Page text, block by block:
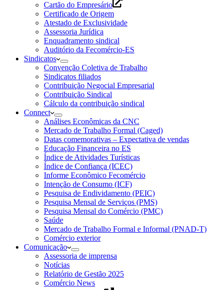
Cartão do Empresário
Certificado de Origem
Atestado de Exclusividade
Assessoria Jurídica
Enquadramento sindical
Auditório da Fecomércio-ES
Sindicatos
Convenção Coletiva de Trabalho
Sindicatos filiados
Contribuição Negocial Empresarial
Contribuição Sindical
Cálculo da contribuição sindical
Connect
Análises Econômicas da CNC
Mercado de Trabalho Formal (Caged)
Datas comemorativas – Expectativa de vendas
Educação Financeira no ES
Índice de Atividades Turísticas
Índice de Confiança (ICEC)
Informe Econômico Fecomércio
Intenção de Consumo (ICF)
Pesquisa de Endividamento (PEIC)
Pesquisa Mensal de Serviços (PMS)
Pesquisa Mensal do Comércio (PMC)
Saúde
Mercado de Trabalho Formal e Informal (PNAD-T)
Comércio exterior
Comunicação
Assessoria de imprensa
Notícias
Relatório de Gestão 2025
Comércio News